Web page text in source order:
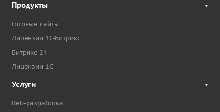
Продукты
Готовые сайты
Лицензии 1С-Битрикс
Битрикс 24
Лицензии 1С
Услуги
Веб-разработка